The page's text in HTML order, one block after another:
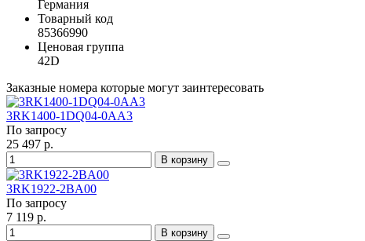
Германия
Товарный код
85366990
Ценовая группа
42D
Заказные номера которые могут заинтересовать
3RK1400-1DQ04-0AA3
По запросу
25 497 р.
В корзину
3RK1922-2BA00
По запросу
7 119 р.
В корзину